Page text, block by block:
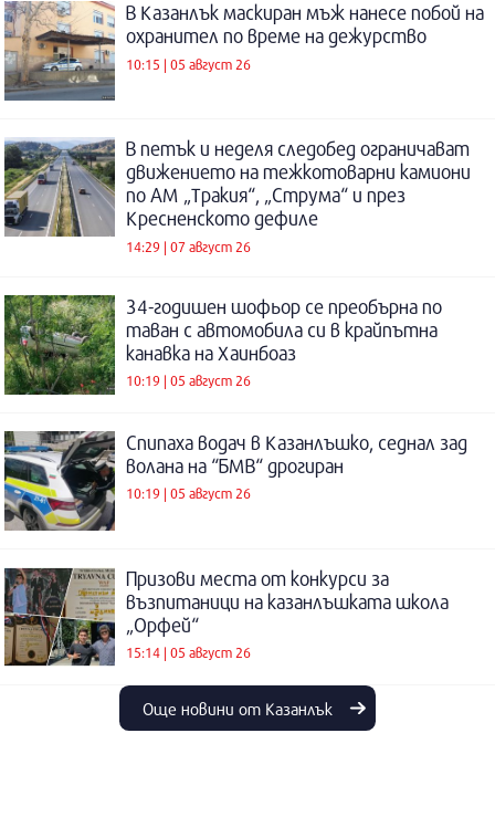
В Казанлък маскиран мъж нанесе побой на
охранител по време на дежурство
10:15 | 05 август 26
В петък и неделя следобед ограничават
движението на тежкотоварни камиони
по АМ „Тракия“, „Струма“ и през
Кресненското дефиле
14:29 | 07 август 26
34-годишен шофьор се преобърна по
таван с автомобила си в крайпътна
канавка на Хаинбоаз
10:19 | 05 август 26
Спипаха водач в Казанлъшко, седнал зад
волана на “БМВ“ дрогиран
10:19 | 05 август 26
Призови места от конкурси за
възпитаници на казанлъшката школа
„Орфей“
15:14 | 05 август 26
Още новини от Казанлък